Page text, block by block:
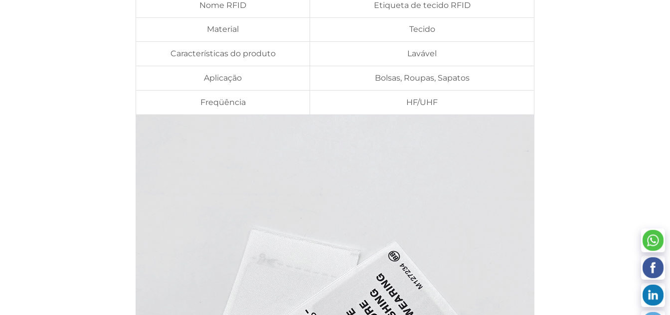
Nome RFID Etiqueta de tecido RFID
Material Tecido
Características do produto Lavável
Aplicação Bolsas, Roupas, Sapatos
Freqüência HF/UHF